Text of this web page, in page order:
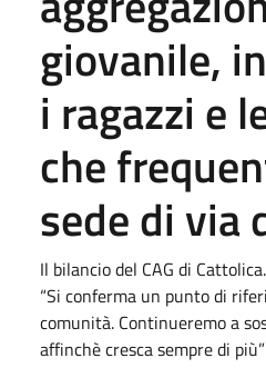
giovanile,
i ragazzi e
che
sede di via
Il bilancio del CAG di
“Si conferma un punto di
comunità. Continueremo a
affinchè cresca sempre di più”